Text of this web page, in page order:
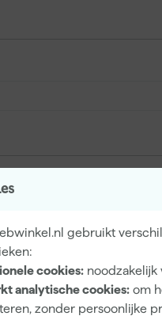
gebruikt
cookies:
analytische cookies: om
zonder persoonlijke